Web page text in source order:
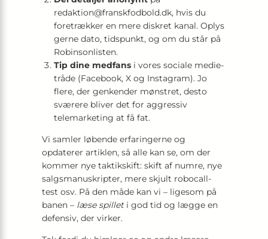
redaktion@franskfodbold.dk, hvis du
foretrækker en mere diskret kanal. Oplys
gerne dato, tidspunkt, og om du står på
Robinsonlisten.
Tip dine medfans i vores sociale medie-
tråde (Facebook, X og Instagram). Jo
flere, der genkender mønstret, desto
sværere bliver det for aggressiv
telemarketing at få fat.
Vi samler løbende erfaringerne og
opdaterer artiklen, så alle kan se, om der
kommer nye taktikskift: skift af numre, nye
salgsmanuskripter, mere skjult robocall-
test osv. På den måde kan vi – ligesom på
banen – læse spilleti god tid og lægge en
defensiv, der virker.